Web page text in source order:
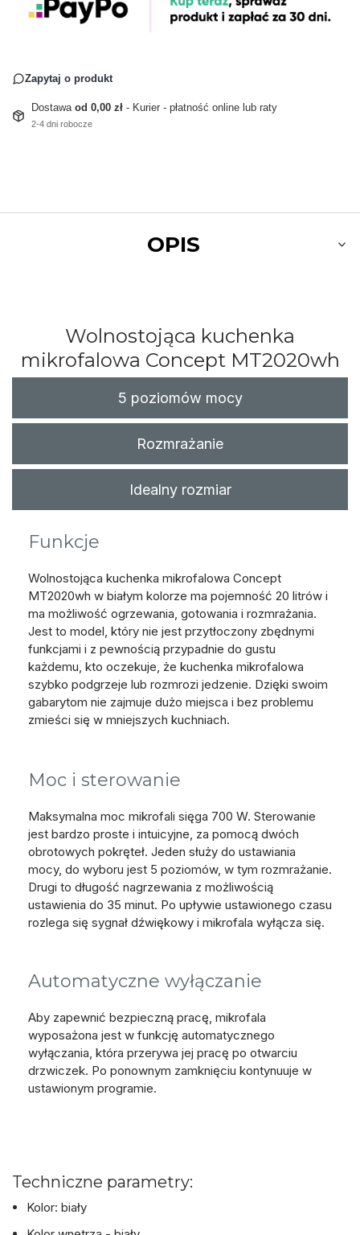
Zapytaj o produkt
Dostawa od 0,00 zł - Kurier - płatność online lub raty
2-4 dni robocze
OPIS
Wolnostojąca kuchenka
mikrofalowa Concept MT2020wh
5 poziomów mocy
Rozmrażanie
Idealny rozmiar
Funkcje
Wolnostojąca kuchenka mikrofalowa Concept
MT2020wh w białym kolorze ma pojemność 20 litrów i
ma możliwość ogrzewania, gotowania i rozmrażania.
Jest to model, który nie jest przytłoczony zbędnymi
funkcjami i z pewnością przypadnie do gustu
każdemu, kto oczekuje, że kuchenka mikrofalowa
szybko podgrzeje lub rozmrozi jedzenie. Dzięki swoim
gabarytom nie zajmuje dużo miejsca i bez problemu
zmieści się w mniejszych kuchniach.
Moc i sterowanie
Maksymalna moc mikrofali sięga 700 W. Sterowanie
jest bardzo proste i intuicyjne, za pomocą dwóch
obrotowych pokręteł. Jeden służy do ustawiania
mocy, do wyboru jest 5 poziomów, w tym rozmrażanie.
Drugi to długość nagrzewania z możliwością
ustawienia do 35 minut. Po upływie ustawionego czasu
rozlega się sygnał dźwiękowy i mikrofala wyłącza się.
Automatyczne wyłączanie
Aby zapewnić bezpieczną pracę, mikrofala
wyposażona jest w funkcję automatycznego
wyłączania, która przerywa jej pracę po otwarciu
drzwiczek. Po ponownym zamknięciu kontynuuje w
ustawionym programie.
Techniczne parametry:
Kolor: biały